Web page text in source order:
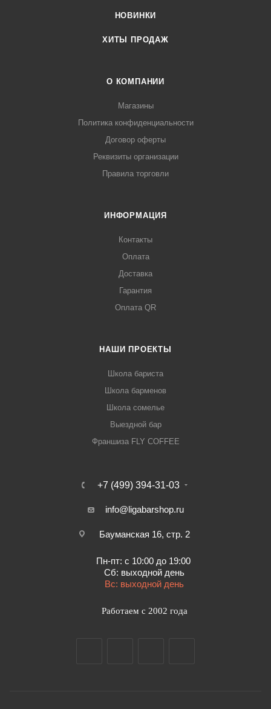
НОВИНКИ
ХИТЫ ПРОДАЖ
О КОМПАНИИ
Магазины
Политика конфиденциальности
Договор оферты
Реквизиты организации
Правила торговли
ИНФОРМАЦИЯ
Контакты
Оплата
Доставка
Гарантия
Оплата QR
НАШИ ПРОЕКТЫ
Школа бариста
Школа барменов
Школа сомелье
Выездной бар
Франшиза FLY COFFEE
+7 (499) 394-31-03
info@ligabarshop.ru
Бауманская 16, стр. 2
Пн-пт: с 10:00 до 19:00
Сб: выходной день
Вс: выходной день
Работаем с 2002 года